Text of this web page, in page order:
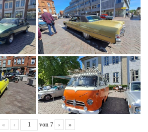
« ‹ von 7 › »